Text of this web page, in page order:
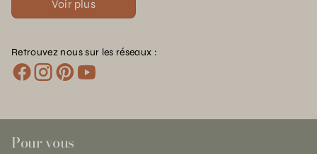
Voir plus
Retrouvez nous sur les réseaux :
Pour vous